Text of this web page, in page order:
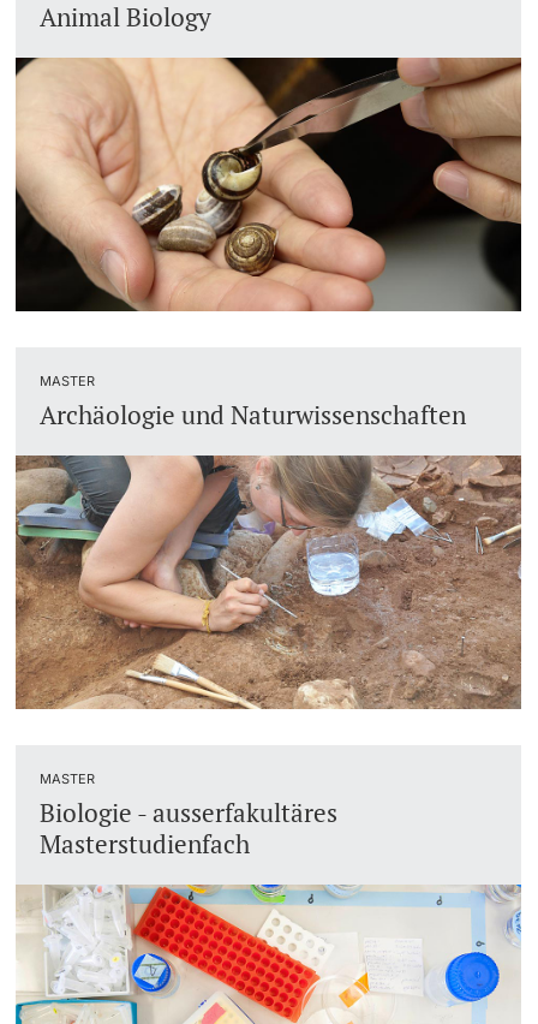
Lernen & Lehren
KI in Studium und Lehre
Digitales Lernen
Sprachenzentrum
Universitätsbibliothek Basel
Lernräume
Animal Biology
MASTER
Archäologie und Naturwissenschaften
MASTER
Biologie - ausserfakultäres
Masterstudienfach